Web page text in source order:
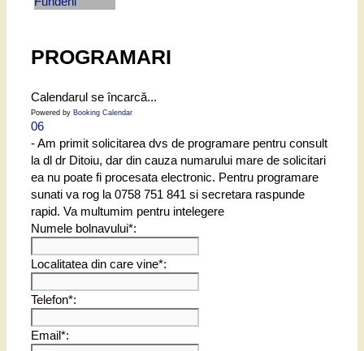
PROGRAMARI
Calendarul se încarcă...
Powered by Booking Calendar
06
- Am primit solicitarea dvs de programare pentru consult
la dl dr Ditoiu, dar din cauza numarului mare de solicitari
ea nu poate fi procesata electronic. Pentru programare
sunati va rog la 0758 751 841 si secretara raspunde
rapid. Va multumim pentru intelegere
Numele bolnavului*:
Localitatea din care vine*:
Telefon*:
Email*: